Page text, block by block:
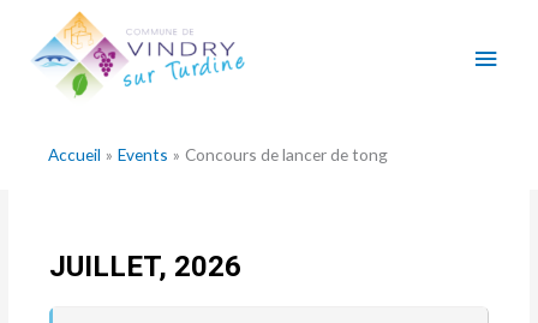
contenu
Accueil Events Concours de lancer de tong
JUILLET, 2026